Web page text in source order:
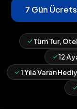
7 Gün
Tüm Tur,
12
1 Yıla Varan